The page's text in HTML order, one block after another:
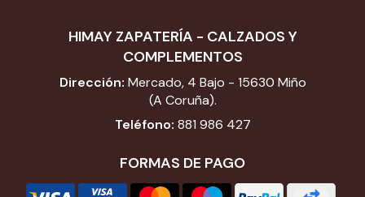
HIMAY ZAPATERÍA - CALZADOS Y
COMPLEMENTOS
Dirección: Mercado, 4 Bajo - 15630 Miño
(A Coruña).
Teléfono: 881 986 427
FORMAS DE PAGO